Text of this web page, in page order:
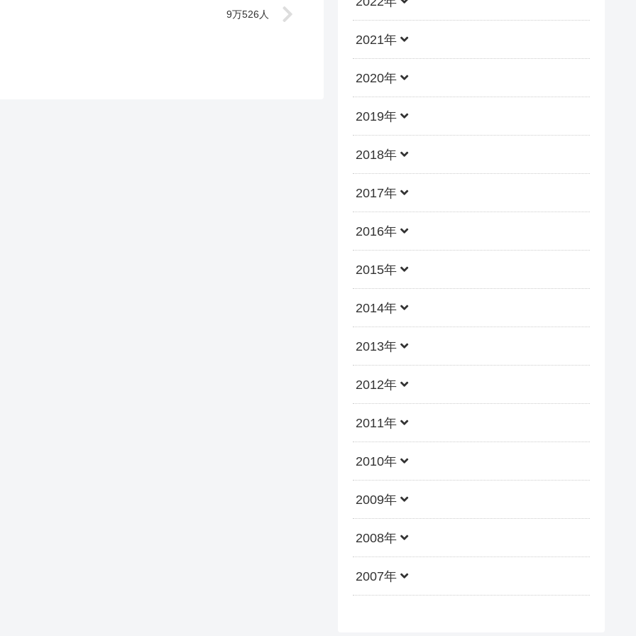
9万526人
2021年
2020年
2019年
2018年
2017年
2016年
2015年
2014年
2013年
2012年
2011年
2010年
2009年
2008年
2007年